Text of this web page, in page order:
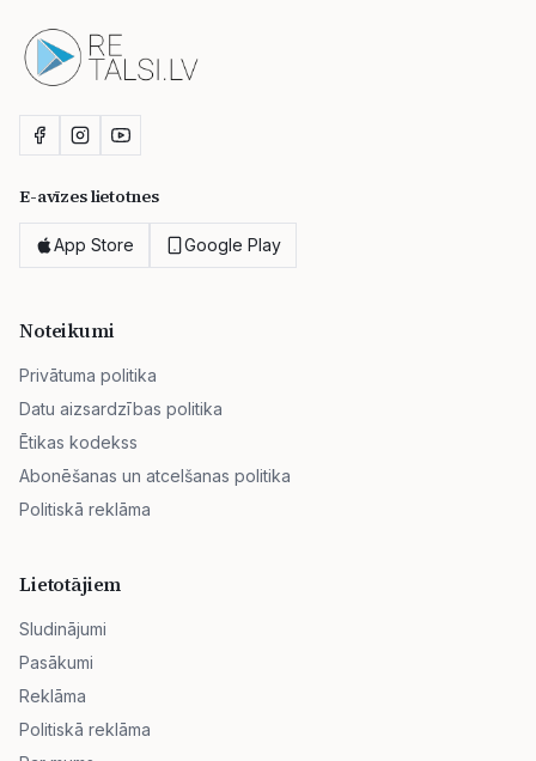
E-avīzes lietotnes
App Store Google Play
Noteikumi
Privātuma politika
Datu aizsardzības politika
Ētikas kodekss
Abonēšanas un atcelšanas politika
Politiskā reklāma
Lietotājiem
Sludinājumi
Pasākumi
Reklāma
Politiskā reklāma